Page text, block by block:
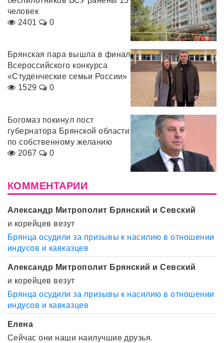
человек
2401
0
Брянская пара вышла в финал
Всероссийского конкурса
«Студенческие семьи России»
1529
0
Богомаз покинул пост
губернатора Брянской области
по собственному желанию
2067
0
КОММЕНТАРИИ
Александр Митрополит Брянский и Севский
и корейцев везут
Брянца осудили за призывы к насилию в отношении
индусов и кавказцев
Александр Митрополит Брянский и Севский
и корейцев везут
Брянца осудили за призывы к насилию в отношении
индусов и кавказцев
Елена
Сейчас они наши наилучшие друзья.